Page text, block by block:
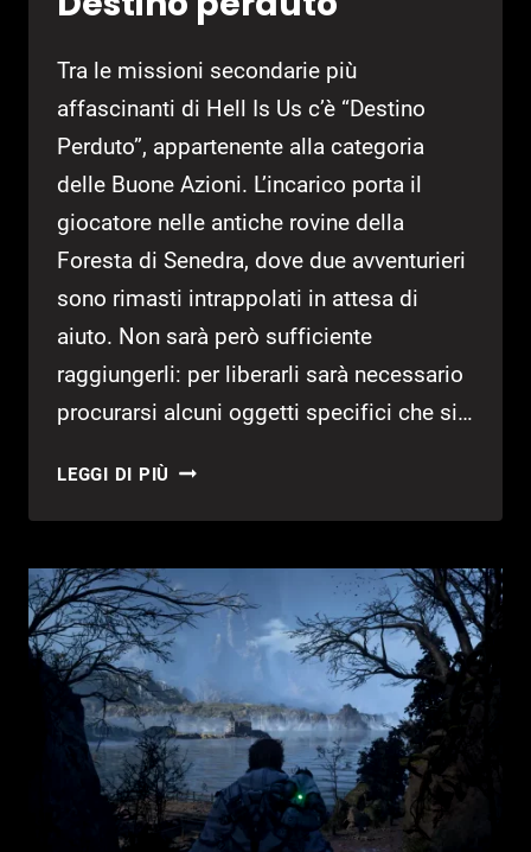
Tra le missioni secondarie più
affascinanti di Hell Is Us c’è “Destino
Perduto”, appartenente alla categoria
delle Buone Azioni. L’incarico porta il
giocatore nelle antiche rovine della
Foresta di Senedra, dove due avventurieri
sono rimasti intrappolati in attesa di
aiuto. Non sarà però sufficiente
raggiungerli: per liberarli sarà necessario
procurarsi alcuni oggetti specifici che si…
LEGGI DI PIÙ GUIDA
IS
–
DESTINO
PERDUTO